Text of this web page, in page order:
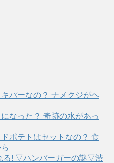
パーなの？ ナメクジがヘ
なった？ 奇跡の水があっ
ポテトはセットなの？ 食
る! ▽ハンバーガーの謎▽渋